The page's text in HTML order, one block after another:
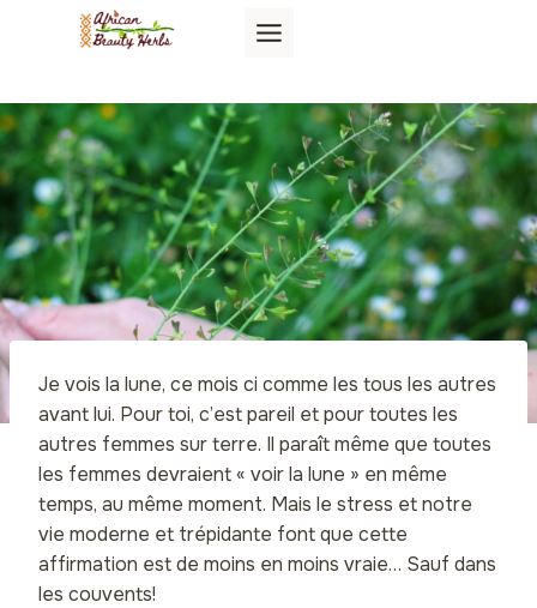
Je vois la lune, ce mois ci comme les tous les autres
avant lui. Pour toi, c’est pareil et pour toutes les
autres femmes sur terre. Il paraît même que toutes
les femmes devraient « voir la lune » en même
temps, au même moment. Mais le stress et notre
vie moderne et trépidante font que cette
affirmation est de moins en moins vraie… Sauf dans
les couvents!